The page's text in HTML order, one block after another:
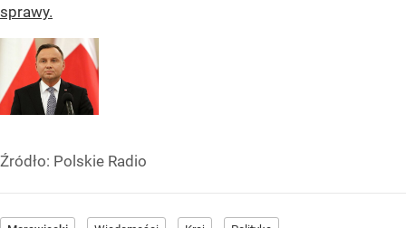
sprawy.
Źródło: Polskie Radio